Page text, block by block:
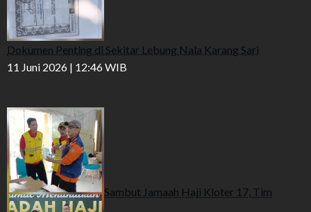
Dokumen Penting di Sekitar Lebung Nala Karang Sari
11 Juni 2026 | 12:46 WIB
Sambut Jamaah Haji Kloter 17, Tim